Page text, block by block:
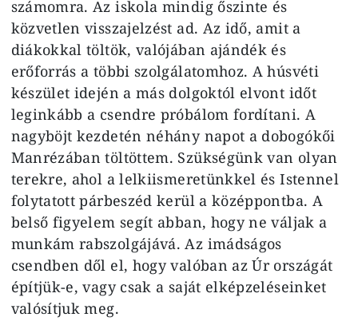
számomra. Az iskola mindig őszinte és
közvetlen visszajelzést ad. Az idő, amit a
diákokkal töltök, valójában ajándék és
erőforrás a többi szolgálatomhoz. A húsvéti
készület idején a más dolgoktól elvont időt
leginkább a csendre próbálom fordítani. A
nagyböjt kezdetén néhány napot a dobogókői
Manrézában töltöttem. Szükségünk van olyan
terekre, ahol a lelkiismeretünkkel és Istennel
folytatott párbeszéd kerül a középpontba. A
belső figyelem segít abban, hogy ne váljak a
munkám rabszolgájává. Az imádságos
csendben dől el, hogy valóban az Úr országát
építjük-e, vagy csak a saját elképzeléseinket
valósítjuk meg.